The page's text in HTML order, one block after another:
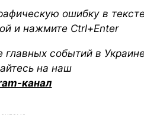
ошибку в
и нажмите Ctrl+Enter
главных событий в
на наш
канал